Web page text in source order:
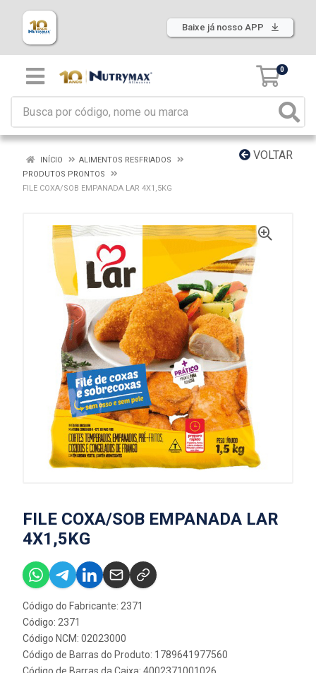
Baixe já nosso APP
0
VOLTAR
INÍCIO
ALIMENTOS RESFRIADOS
PRODUTOS PRONTOS
FILE COXA/SOB EMPANADA LAR 4X1,5KG
FILE COXA/SOB EMPANADA LAR
4X1,5KG
Código do Fabricante: 2371
Código: 2371
Código NCM: 02023000
Código de Barras do Produto: 1789641977560